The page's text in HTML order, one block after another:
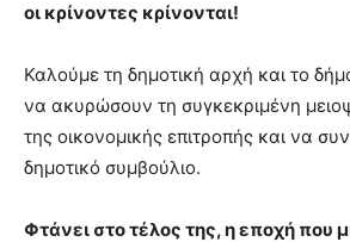
οι κρίνοντες κρίνονται!
Καλούμε τη δημοτική αρχή και το
να ακυρώσουν τη συγκεκριμένη
της οικονομικής επιτροπής και να
δημοτικό συμβούλιο.
Φτάνει στο τέλος της, η εποχή που